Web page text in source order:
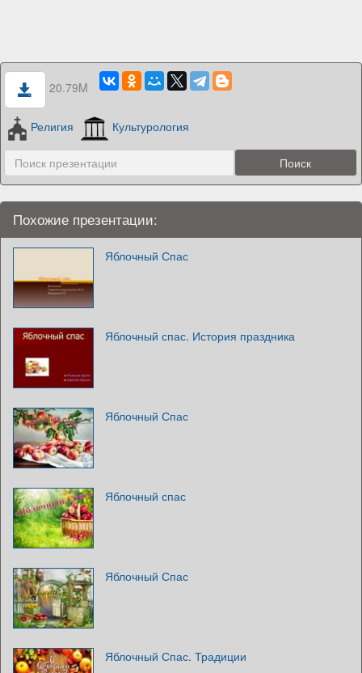
20.79M
Религия Культурология
Похожие презентации:
Яблочный Спас
Яблочный спас. История праздника
Яблочный Спас
Яблочный спас
Яблочный Спас
Яблочный Спас. Традиции